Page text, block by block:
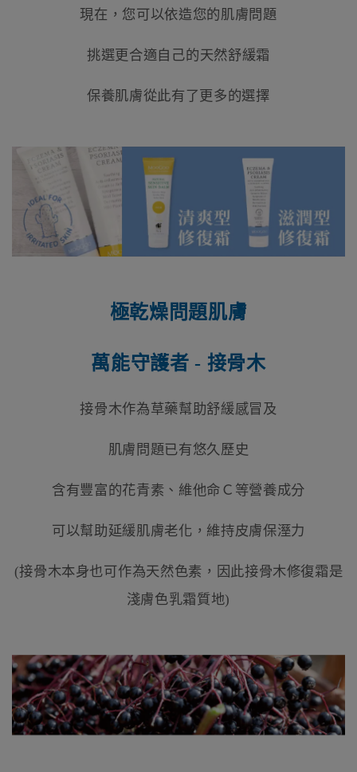
現在，您可以依造您的肌膚問題
挑選更合適自己的天然舒緩霜
保養肌膚從此有了更多的選擇
極乾燥問題肌膚
萬能守護者 - 接骨木
接骨木作為草藥幫助舒緩感冒及
肌膚問題已有悠久歷史
含有豐富的花青素、維他命Ｃ等營養成分
可以幫助延緩肌膚老化，維持皮膚保溼力
(接骨木本身也可作為天然色素，因此接骨木修復霜是
淺膚色乳霜質地)